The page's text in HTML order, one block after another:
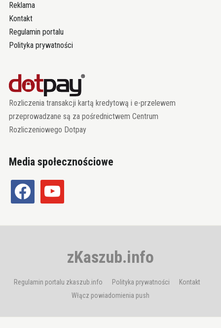
Reklama
Kontakt
Regulamin portalu
Polityka prywatności
Rozliczenia transakcji kartą kredytową i e-przelewem
przeprowadzane są za pośrednictwem Centrum
Rozliczeniowego Dotpay
Media społecznościowe
facebook youtube
zKaszub.info
Regulamin portalu zkaszub.info Polityka prywatności
Kontakt
Włącz powiadomienia push